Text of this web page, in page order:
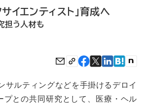
サイエンティスト」育成へ
担う人材も
ルティングなどを手掛けるデロイ
プとの共同研究として、医療・ヘル